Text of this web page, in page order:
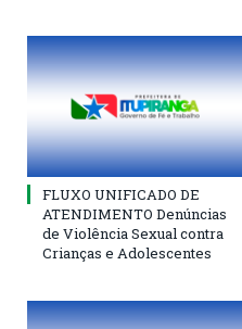
FLUXO UNIFICADO DE
ATENDIMENTO Denúncias
de Violência Sexual contra
Crianças e Adolescentes